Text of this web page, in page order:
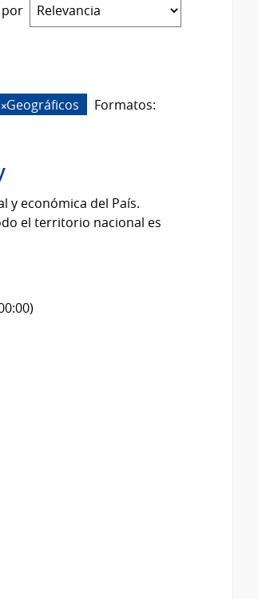
Geográficos
Formatos:
y económica del País.
el territorio nacional es